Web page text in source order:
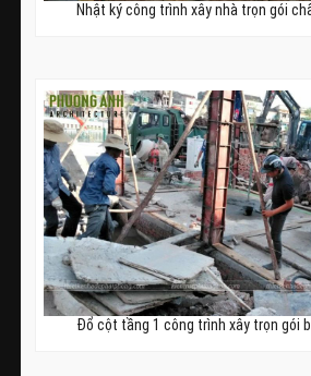
Nhật ký công trình xây nhà trọn gói
Đổ cột tầng 1 công trình xây trọn gói